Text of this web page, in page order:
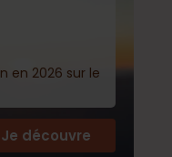
en 2026 sur le
Je découvre